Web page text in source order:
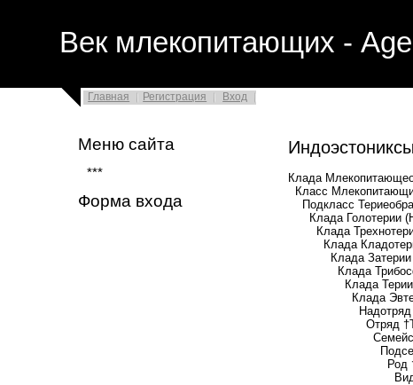
Век млекопитающих -
Главная Регистрация Вход
Меню сайта
***
Форма входа
Клада
Класс
Подкласс
Клада Голотерии
Клада
Клада
Клада Затерии
Клада
Клада Терии
Клада Эвтерии
Надотряд
Отряд
Семейство
Подсемейство
Род
Вид